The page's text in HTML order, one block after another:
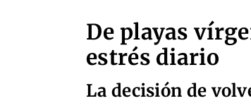
De playas
estrés diario
La decisión de